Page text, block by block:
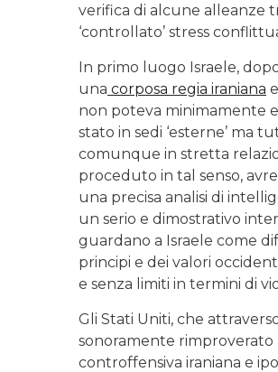
verifica di alcune alleanze
‘controllato’ stress
In primo luogo Israele,
una corposa regia iraniana
non poteva minimamente
stato in sedi ‘esterne’ ma
comunque in stretta
proceduto in tal senso,
una precisa analisi di
un serio e dimostrativo
guardano a Israele come
principi e dei valori
e senza limiti in termini di
Gli Stati Uniti, che
sonoramente rimproverato
controffensiva iraniana e